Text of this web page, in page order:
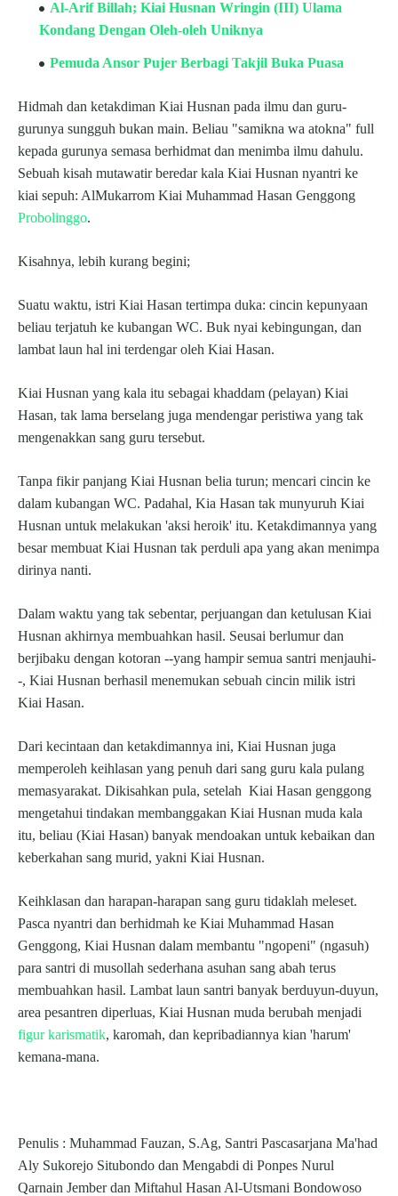
Al-Arif Billah; Kiai Husnan Wringin (III) Ulama
Kondang Dengan Oleh-oleh Uniknya
Pemuda Ansor Pujer Berbagi Takjil Buka Puasa
Hidmah dan ketakdiman Kiai Husnan pada ilmu dan guru-
gurunya sungguh bukan main. Beliau "samikna wa atokna" full
kepada gurunya semasa berhidmat dan menimba ilmu dahulu.
Sebuah kisah mutawatir beredar kala Kiai Husnan nyantri ke
kiai sepuh: AlMukarrom Kiai Muhammad Hasan Genggong
Probolinggo.
Kisahnya, lebih kurang begini;
Suatu waktu, istri Kiai Hasan tertimpa duka: cincin kepunyaan
beliau terjatuh ke kubangan WC. Buk nyai kebingungan, dan
lambat laun hal ini terdengar oleh Kiai Hasan.
Kiai Husnan yang kala itu sebagai khaddam (pelayan) Kiai
Hasan, tak lama berselang juga mendengar peristiwa yang tak
mengenakkan sang guru tersebut.
Tanpa fikir panjang Kiai Husnan belia turun; mencari cincin ke
dalam kubangan WC. Padahal, Kia Hasan tak munyuruh Kiai
Husnan untuk melakukan 'aksi heroik' itu. Ketakdimannya yang
besar membuat Kiai Husnan tak perduli apa yang akan menimpa
dirinya nanti.
Dalam waktu yang tak sebentar, perjuangan dan ketulusan Kiai
Husnan akhirnya membuahkan hasil. Seusai berlumur dan
berjibaku dengan kotoran --yang hampir semua santri menjauhi-
-, Kiai Husnan berhasil menemukan sebuah cincin milik istri
Kiai Hasan.
Dari kecintaan dan ketakdimannya ini, Kiai Husnan juga
memperoleh keihlasan yang penuh dari sang guru kala pulang
memasyarakat. Dikisahkan pula, setelah Kiai Hasan genggong
mengetahui tindakan membanggakan Kiai Husnan muda kala
itu, beliau (Kiai Hasan) banyak mendoakan untuk kebaikan dan
keberkahan sang murid, yakni Kiai Husnan.
Keihklasan dan harapan-harapan sang guru tidaklah meleset.
Pasca nyantri dan berhidmah ke Kiai Muhammad Hasan
Genggong, Kiai Husnan dalam membantu "ngopeni" (ngasuh)
para santri di musollah sederhana asuhan sang abah terus
membuahkan hasil. Lambat laun santri banyak berduyun-duyun,
area pesantren diperluas, Kiai Husnan muda berubah menjadi
figur karismatik, karomah, dan kepribadiannya kian 'harum'
kemana-mana.
Penulis : Muhammad Fauzan, S.Ag, Santri Pascasarjana Ma'had
Aly Sukorejo Situbondo dan Mengabdi di Ponpes Nurul
Qarnain Jember dan Miftahul Hasan Al-Utsmani Bondowoso